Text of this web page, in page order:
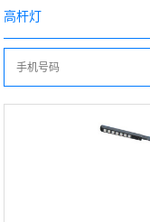
高杆灯